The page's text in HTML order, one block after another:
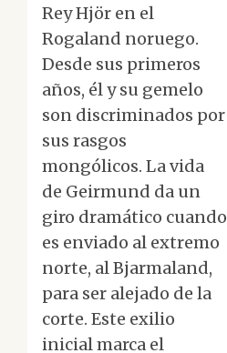
Rey Hjör en el
Rogaland noruego.
Desde sus primeros
años, él y su gemelo
son discriminados por
sus rasgos
mongólicos. La vida
de Geirmund da un
giro dramático cuando
es enviado al extremo
norte, al Bjarmaland,
para ser alejado de la
corte. Este exilio
inicial marca el